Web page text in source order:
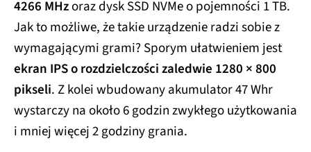
4266 MHzoraz dysk SSD NVMe o pojemności 1 TB.
Jak to możliwe, że takie urządzenie radzi sobie z
wymagającymi grami? Sporym ułatwieniem jest
ekran IPS o rozdzielczości zaledwie 1280 × 800
pikseli. Z kolei wbudowany akumulator 47 Whr
wystarczy na około 6 godzin zwykłego użytkowania
i mniej więcej 2 godziny grania.